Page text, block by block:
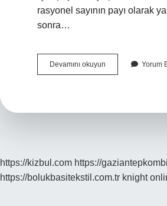
rasyonel sayının payı olarak
sonra…
Devamını okuyun
Sayılar
Yorum
https://kizbul.com https://
https://bolukbasitekstil.com.tr knight